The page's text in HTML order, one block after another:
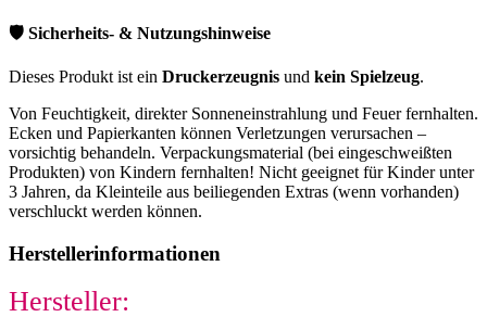
🛡️ Sicherheits- & Nutzungshinweise
Dieses Produkt ist ein Druckerzeugnis und kein Spielzeug.
Von Feuchtigkeit, direkter Sonneneinstrahlung und Feuer fernhalten.
Ecken und Papierkanten können Verletzungen verursachen –
vorsichtig behandeln. Verpackungsmaterial (bei eingeschweißten
Produkten) von Kindern fernhalten! Nicht geeignet für Kinder unter
3 Jahren, da Kleinteile aus beiliegenden Extras (wenn vorhanden)
verschluckt werden können.
Herstellerinformationen
Hersteller: